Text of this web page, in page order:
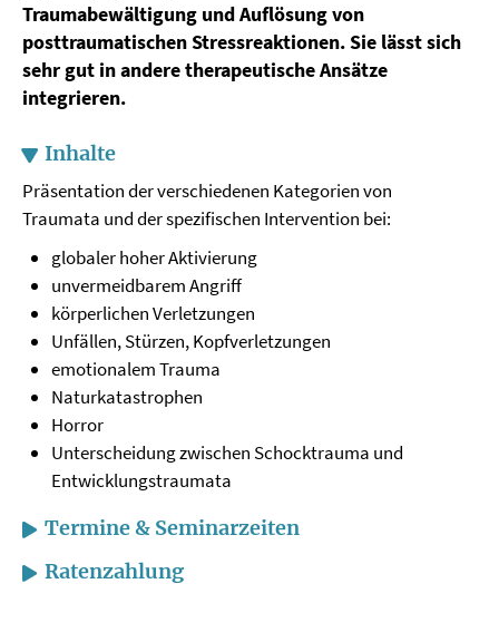
Traumabewältigung und Auflösung von
posttraumatischen Stressreaktionen. Sie lässt sich
sehr gut in andere therapeutische Ansätze
integrieren.
Inhalte
Präsentation der verschiedenen Kategorien von
Traumata und der spezifischen Intervention bei:
globaler hoher Aktivierung
unvermeidbarem Angriff
körperlichen Verletzungen
Unfällen, Stürzen, Kopfverletzungen
emotionalem Trauma
Naturkatastrophen
Horror
Unterscheidung zwischen Schocktrauma und
Entwicklungstraumata
Termine & Seminarzeiten
Ratenzahlung